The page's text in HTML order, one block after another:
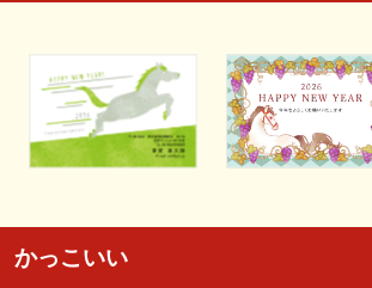
かっこいい